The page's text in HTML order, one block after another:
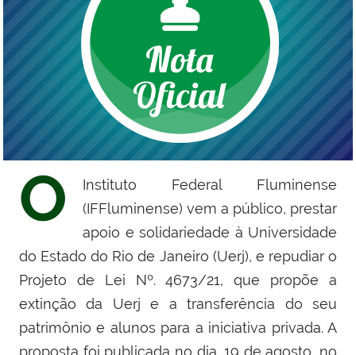
O
Instituto Federal Fluminense
(IFFluminense) vem a público, prestar
apoio e solidariedade à Universidade
do Estado do Rio de Janeiro (Uerj), e repudiar o
Projeto de Lei Nº. 4673/21, que propõe a
extinção da Uerj e a transferência do seu
patrimônio e alunos para a iniciativa privada. A